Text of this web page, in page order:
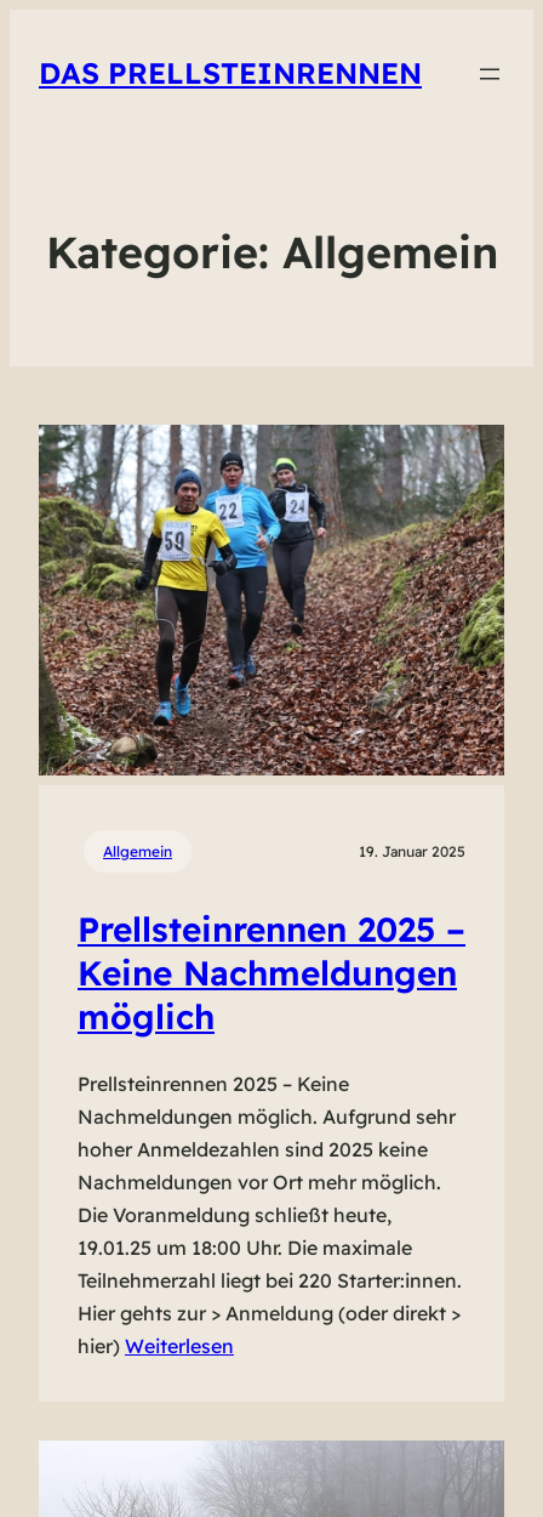
DAS PRELLSTEINRENNEN
Kategorie: Allgemein
Allgemein 19. Januar 2025
Prellsteinrennen 2025 –
Keine Nachmeldungen
möglich
Prellsteinrennen 2025 – Keine
Nachmeldungen möglich. Aufgrund sehr
hoher Anmeldezahlen sind 2025 keine
Nachmeldungen vor Ort mehr möglich.
Die Voranmeldung schließt heute,
19.01.25 um 18:00 Uhr. Die maximale
Teilnehmerzahl liegt bei 220 Starter:innen.
Hier gehts zur > Anmeldung (oder direkt >
hier) Weiterlesen